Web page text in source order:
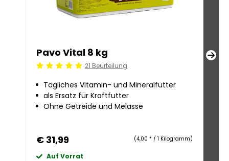
Pavo Vital 8 kg
Beoordeling: 5/521 Beurteilung
Tägliches Vitamin- und Mineralfutter
als Ersatz für Kraftfutter
Ohne Getreide und Melasse
€ 31,99 (4,00 * / 1 Kilogramm)
Auf Vorrat